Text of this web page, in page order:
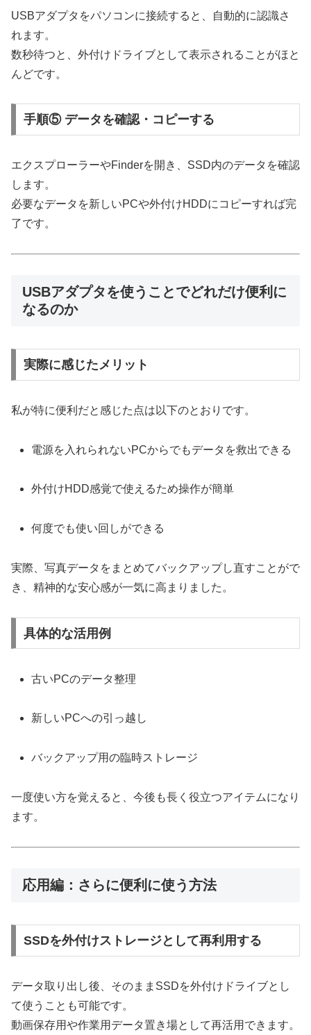
USBアダプタをパソコンに接続すると、自動的に認識さ
れます。
数秒待つと、外付けドライブとして表示されることがほと
んどです。
手順⑤ データを確認・コピーする
エクスプローラーやFinderを開き、SSD内のデータを確認
します。
必要なデータを新しいPCや外付けHDDにコピーすれば完
了です。
USBアダプタを使うことでどれだけ便利に
なるのか
実際に感じたメリット
私が特に便利だと感じた点は以下のとおりです。
電源を入れられないPCからでもデータを救出できる
外付けHDD感覚で使えるため操作が簡単
何度でも使い回しができる
実際、写真データをまとめてバックアップし直すことがで
き、精神的な安心感が一気に高まりました。
具体的な活用例
古いPCのデータ整理
新しいPCへの引っ越し
バックアップ用の臨時ストレージ
一度使い方を覚えると、今後も長く役立つアイテムになり
ます。
応用編：さらに便利に使う方法
SSDを外付けストレージとして再利用する
データ取り出し後、そのままSSDを外付けドライブとし
て使うことも可能です。
動画保存用や作業用データ置き場として再活用できます。